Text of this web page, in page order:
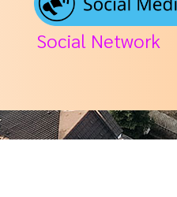
Social Network